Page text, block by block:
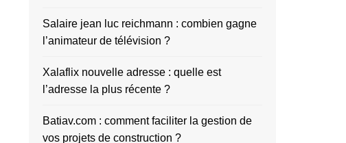
Salaire jean luc reichmann : combien gagne
l’animateur de télévision ?
Xalaflix nouvelle adresse : quelle est
l’adresse la plus récente ?
Batiav.com : comment faciliter la gestion de
vos projets de construction ?